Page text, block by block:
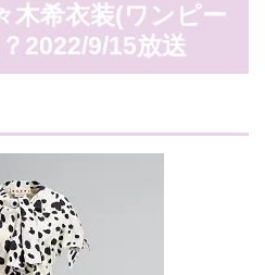
木希衣装(ワンピー
2022/9/15放送